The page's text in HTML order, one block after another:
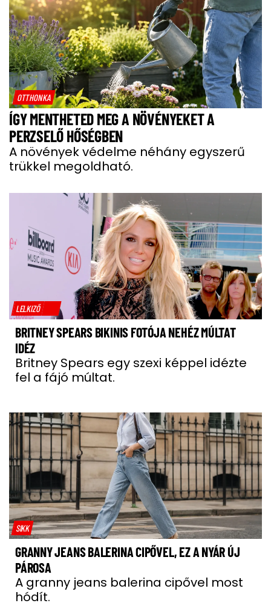
OTTHONKA
ÍGY MENTHETED MEG A NÖVÉNYEKET A
PERZSELŐ HŐSÉGBEN
A növények védelme néhány egyszerű
trükkel megoldható.
LELKIZŐ
BRITNEY SPEARS BIKINIS FOTÓJA NEHÉZ MÚLTAT
IDÉZ
Britney Spears egy szexi képpel idézte
fel a fájó múltat.
SIKK
GRANNY JEANS BALERINA CIPŐVEL, EZ A NYÁR ÚJ
PÁROSA
A granny jeans balerina cipővel most
hódít.